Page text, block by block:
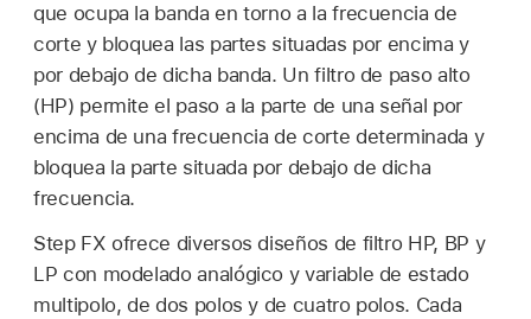
que ocupa la banda en torno a la frecuencia de
corte y bloquea las partes situadas por encima y
por debajo de dicha banda. Un filtro de paso alto
(HP) permite el paso a la parte de una señal por
encima de una frecuencia de corte determinada y
bloquea la parte situada por debajo de dicha
frecuencia.
Step FX ofrece diversos diseños de filtro HP, BP y
LP con modelado analógico y variable de estado
multipolo, de dos polos y de cuatro polos. Cada